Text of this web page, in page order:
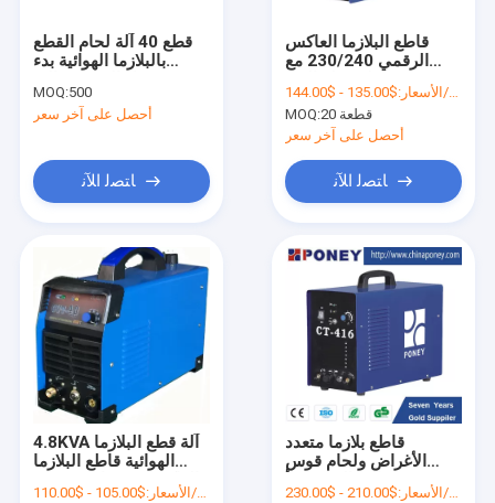
قطع 40 آلة لحام القطع
بالبلازما الهوائية بدء
التردد
MOQ:500
أحصل على آخر سعر
ﺎﺘﺼﻟ ﺍﻶﻧ
قاطع البلازما العاكس
الرقمي 230/240 مع
الأسعار:$135.00 - $144.00/Pieces
MOQ:
20 قطعة
أحصل على آخر سعر
ﺎﺘﺼﻟ ﺍﻶﻧ
4.8KVA آلة قطع البلازما
الهوائية قاطع البلازما
العاكس مع شاشة رقمية
الأسعار: $105.00 - $110.00/Pieces
قاطع بلازما متعدد
الأغراض ولحام قوس
الأسعار:$210.00 - $230.00/Pieces